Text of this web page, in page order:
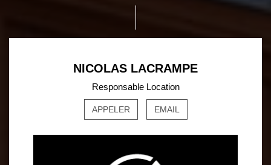
NICOLAS LACRAMPE
Responsable Location
APPELER EMAIL